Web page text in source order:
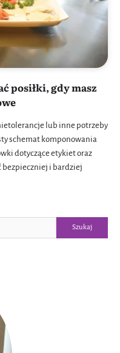
posiłki, gdy masz
lub inne potrzeby
schemat komponowania
dotyczące etykiet oraz
bezpieczniej i bardziej
Szukaj